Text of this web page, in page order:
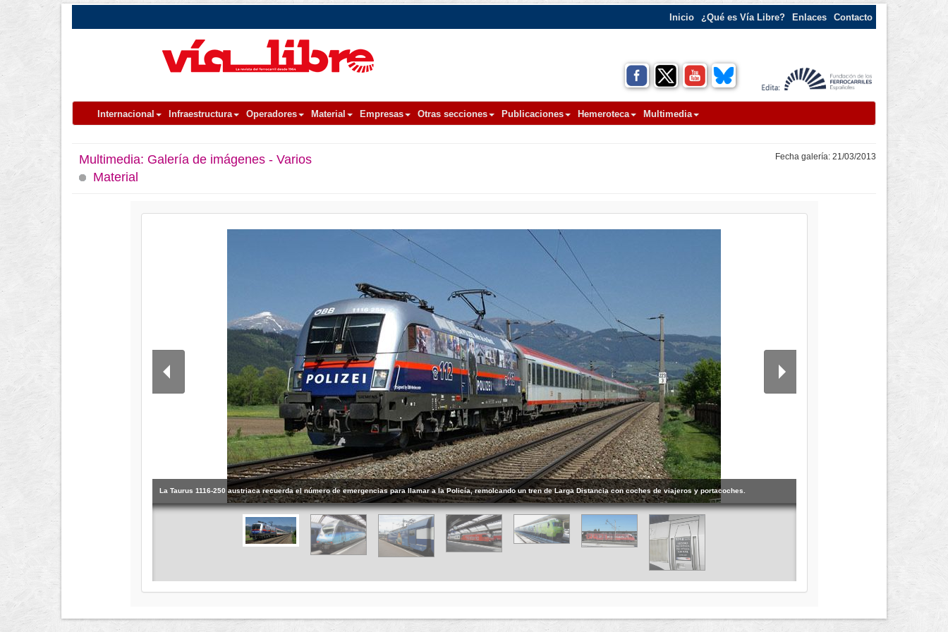
Inicio ¿Qué es Vía Libre? Enlaces Contacto
Internacional Infraestructura Operadores Material Empresas Otras secciones Publicaciones Hemeroteca Multimedia
Multimedia: Galería de imágenes - Varios
Material
Fecha galería: 21/03/2013
La Taurus 1116-250 austriaca recuerda el número de emergencias para llamar a la Policía, remolcando un tren de Larga Distancia con coches de viajeros y portacoches.